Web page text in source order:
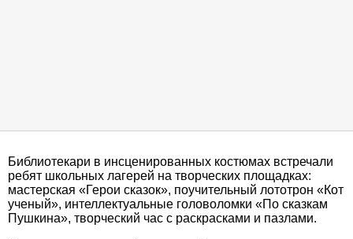
Библиотекари в инсценированных костюмах встречали
ребят школьных лагерей на творческих площадках:
мастерская «Герои сказок», поучительный лототрон «Кот
ученый», интеллектуальные головоломки «По сказкам
Пушкина», творческий час с раскрасками и пазлами.